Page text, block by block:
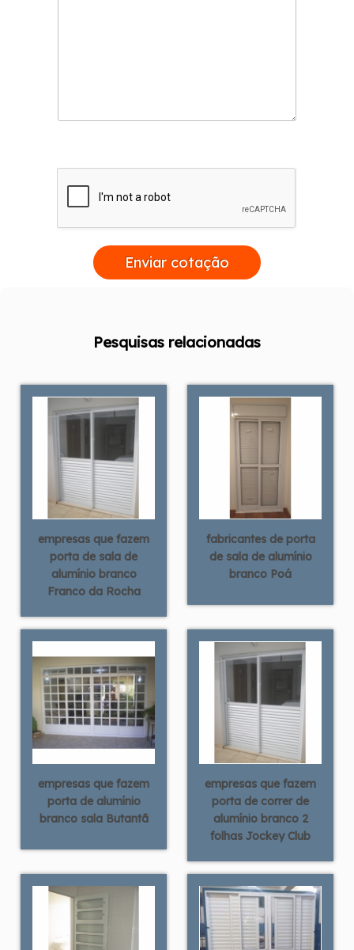
Enviar cotação
Pesquisas relacionadas
empresas que fazem
porta de sala de
alumínio branco
Franco da Rocha
fabricantes de porta
de sala de alumínio
branco Poá
empresas que fazem
porta de alumínio
branco sala Butantã
empresas que fazem
porta de correr de
alumínio branco 2
folhas Jockey Club